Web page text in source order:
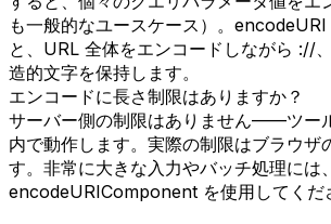
も一般的なユースケース）。
と、URL 全体をエンコードしながら ://
造的文字を保持します。
エンコードに長さ制限はありますか？
サーバー側の制限はありません——ツー
内で動作します。実際の制限はブラウザ
す。非常に大きな入力やバッチ処理には
encodeURIComponent を使用してくだ